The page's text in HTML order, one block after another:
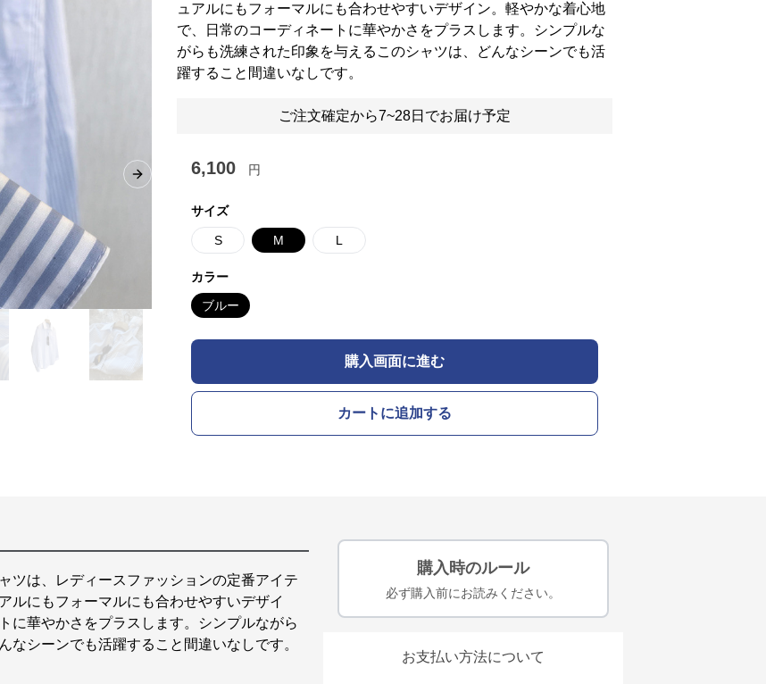
Next slide
ュアルにもフォーマルにも合わせやすいデザイン。軽やかな着心地
で、日常のコーディネートに華やかさをプラスします。シンプルな
がらも洗練された印象を与えるこのシャツは、どんなシーンでも活
躍すること間違いなしです。
ご注文確定から7~28日でお届け予定
6,100 円
サイズ
S M L
カラー
ブルー
購入画面に進む
カートに追加する
ツは、レディースファッションの定番アイテ
ルにもフォーマルにも合わせやすいデザイ
に華やかさをプラスします。シンプルながら
なシーンでも活躍すること間違いなしです。
購入時のルール
必ず購入前にお読みください。
お支払い方法について